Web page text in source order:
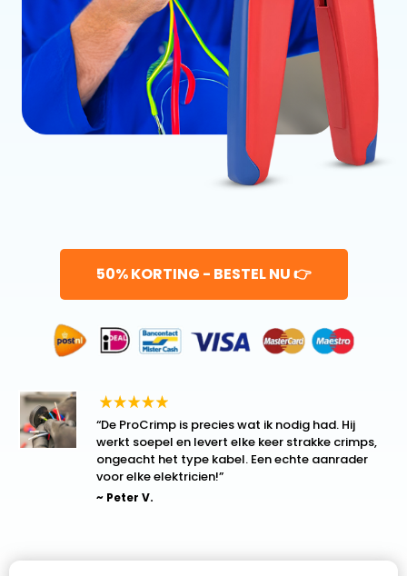
50% KORTING - BESTEL NU 👉
“De ProCrimp is precies wat ik nodig had. Hij
werkt soepel en levert elke keer strakke crimps,
ongeacht het type kabel. Een echte aanrader
voor elke elektricien!”
~ Peter V.